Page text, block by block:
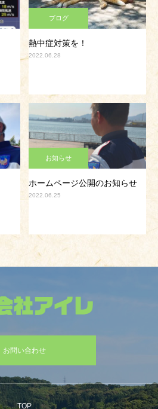
ブログ
熱中症対策を！
2022.06.28
お知らせ
ホームページ公開のお知らせ
2022.06.25
お問い合わせ
TOP